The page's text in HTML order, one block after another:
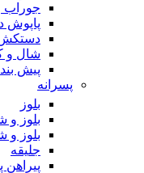
جوراب
پاپوش
دستکش
شال و
پیش
پسرانه
بلوز
بلوز و
بلوز و
جلیقه
پیراهن